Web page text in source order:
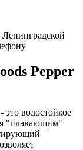
Ленинградской
Pepper
водостойкое
"плавающим"